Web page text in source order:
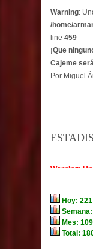
Warning:
/home/
line 459
¡Que
Cajeme
Por Miguel